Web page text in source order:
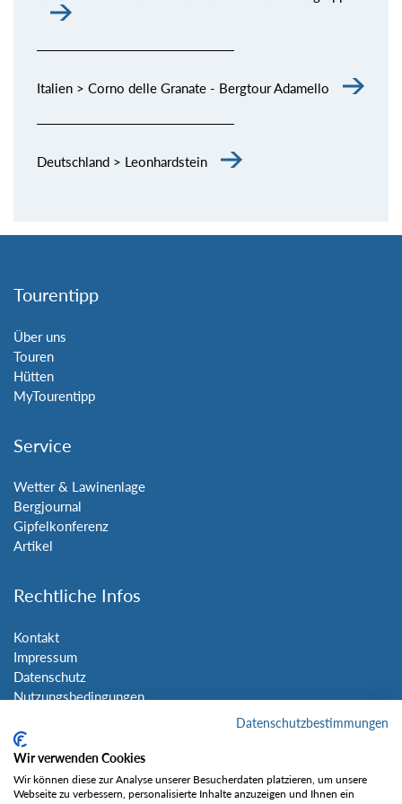
Italien > Corno delle Granate - Bergtour Adamello
Deutschland > Leonhardstein
Tourentipp
Über uns
Touren
Hütten
MyTourentipp
Service
Wetter & Lawinenlage
Bergjournal
Gipfelkonferenz
Artikel
Rechtliche Infos
Kontakt
Impressum
Datenschutz
Nutzungsbedingungen
Social Media
Datenschutzbestimmungen
Wir verwenden Cookies
Wir können diese zur Analyse unserer Besucherdaten platzieren, um unsere
Webseite zu verbessern, personalisierte Inhalte anzuzeigen und Ihnen ein